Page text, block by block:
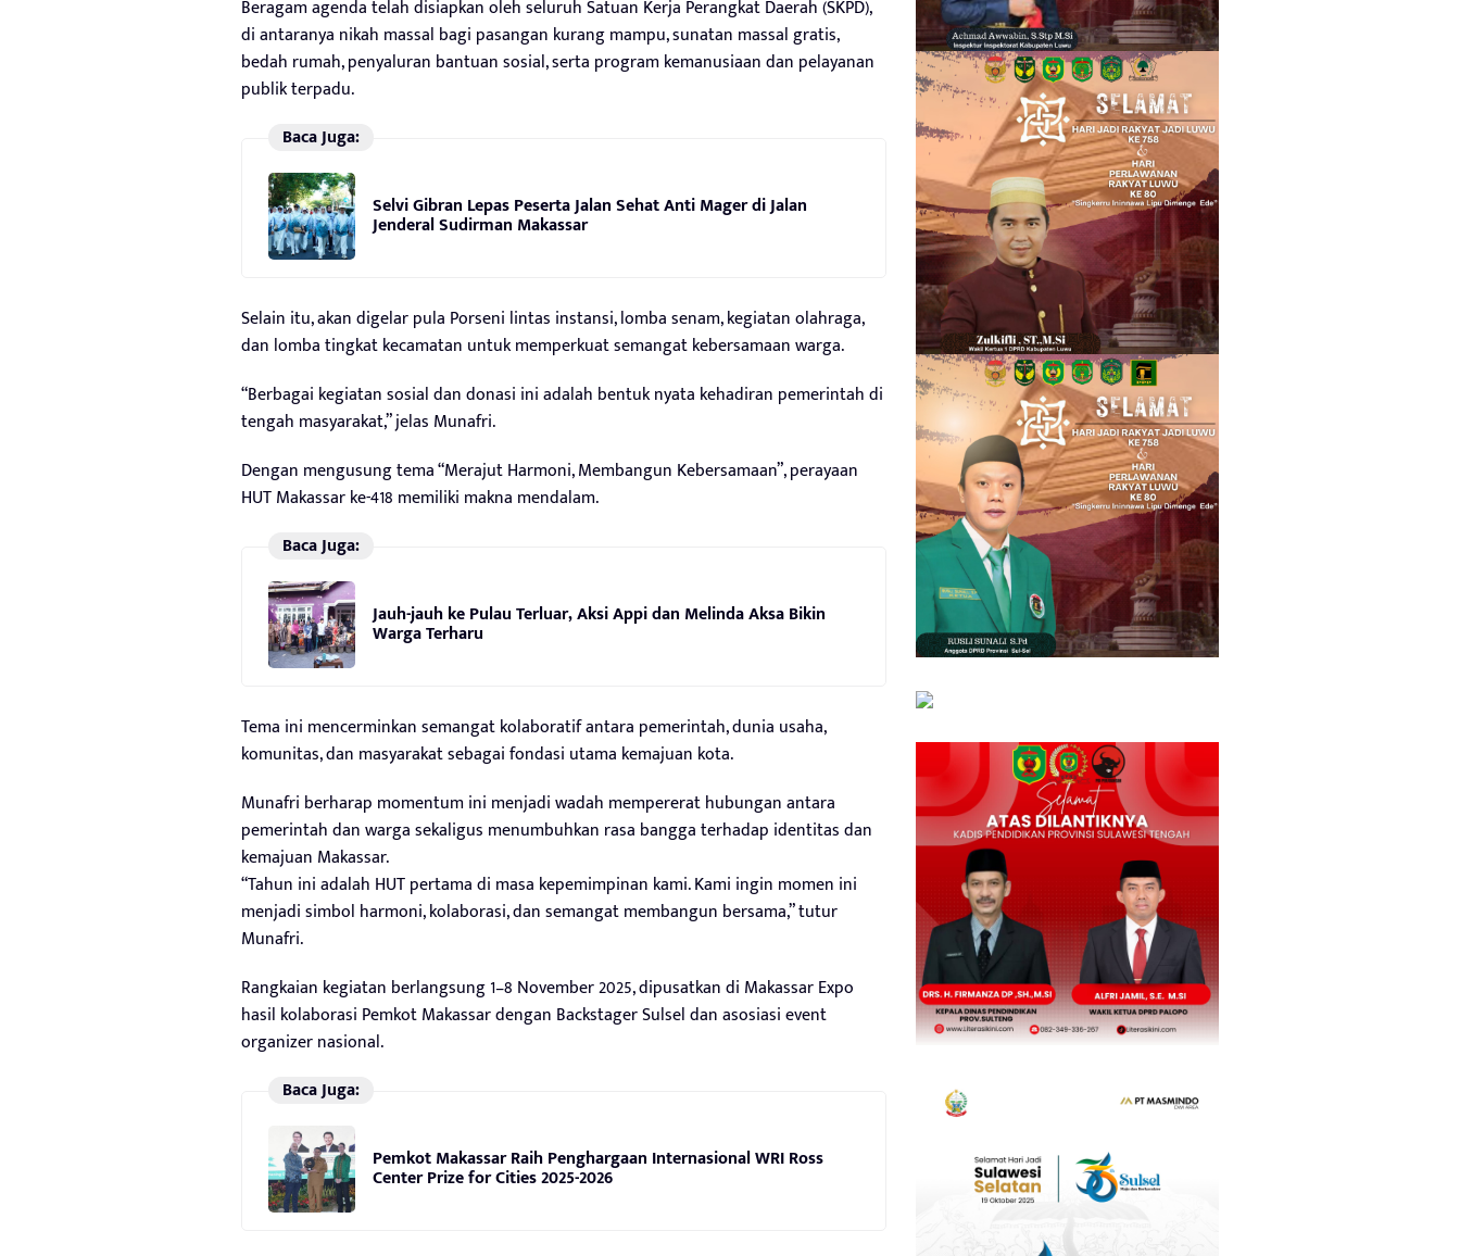
Beragam agenda telah disiapkan oleh seluruh Satuan Kerja Perangkat Daerah (SKPD),
di antaranya nikah massal bagi pasangan kurang mampu, sunatan massal gratis,
bedah rumah, penyaluran bantuan sosial, serta program kemanusiaan dan pelayanan
publik terpadu.
Baca Juga:
Selvi Gibran Lepas Peserta Jalan Sehat Anti Mager di Jalan
Jenderal Sudirman Makassar
Selain itu, akan digelar pula Porseni lintas instansi, lomba senam, kegiatan olahraga,
dan lomba tingkat kecamatan untuk memperkuat semangat kebersamaan warga.
“Berbagai kegiatan sosial dan donasi ini adalah bentuk nyata kehadiran pemerintah di
tengah masyarakat,” jelas Munafri.
Dengan mengusung tema “Merajut Harmoni, Membangun Kebersamaan”, perayaan
HUT Makassar ke-418 memiliki makna mendalam.
Baca Juga:
Jauh-jauh ke Pulau Terluar, Aksi Appi dan Melinda Aksa Bikin
Warga Terharu
Tema ini mencerminkan semangat kolaboratif antara pemerintah, dunia usaha,
komunitas, dan masyarakat sebagai fondasi utama kemajuan kota.
Munafri berharap momentum ini menjadi wadah mempererat hubungan antara
pemerintah dan warga sekaligus menumbuhkan rasa bangga terhadap identitas dan
kemajuan Makassar.
“Tahun ini adalah HUT pertama di masa kepemimpinan kami. Kami ingin momen ini
menjadi simbol harmoni, kolaborasi, dan semangat membangun bersama,” tutur
Munafri.
Rangkaian kegiatan berlangsung 1–8 November 2025, dipusatkan di Makassar Expo
hasil kolaborasi Pemkot Makassar dengan Backstager Sulsel dan asosiasi event
organizer nasional.
Baca Juga:
Pemkot Makassar Raih Penghargaan Internasional WRI Ross
Center Prize for Cities 2025-2026